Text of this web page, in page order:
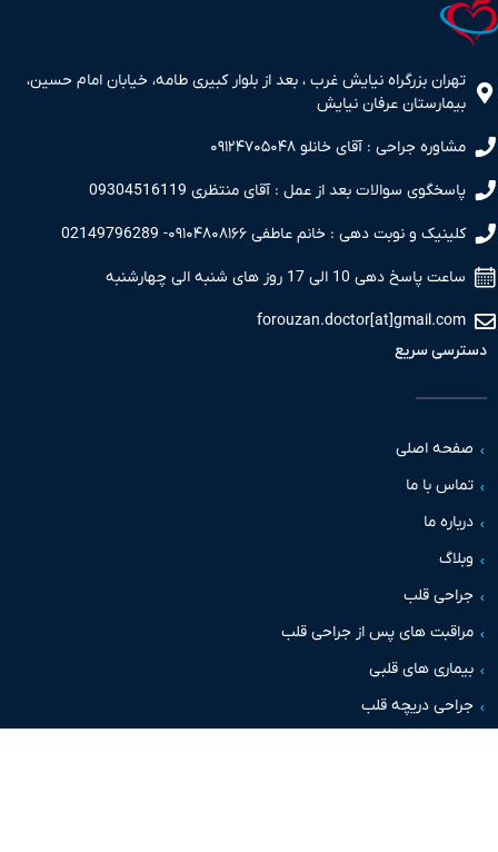
بزرگراه نیایش غرب ، بعد از بلوار کبیری طامه، خیابان امام حسین،
عرفان نیایش
جراحی : آقای خانلو ۰۹۱۲۴۷۰۵۰۴۸
سوالات بعد از عمل : آقای منتظری 09304516119
و نوبت دهی : خانم عاطفی ۰۹۱۰۴۸۰۸۱۶۶- 02149796289
دهی 10 الی 17 روز های شنبه الی چهارشنبه
سریع
اصلی
با ما
ما
قلب
های پس از جراحی قلب
های قلبی
دریچه قلب